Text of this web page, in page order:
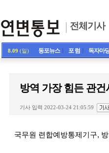
전체기사
8.09 (일) 동포뉴스ㅣ 포 럼 독자마
방역 가장 힘든 관
기사 입력 2022-03-24 21:05:59
국무원 련합예방통제기구,